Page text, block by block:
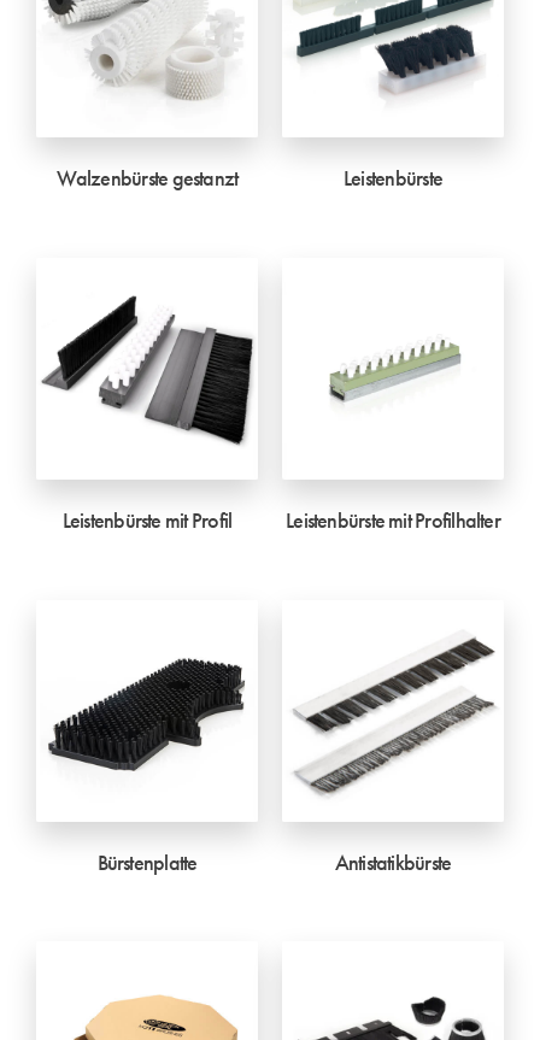
Walzenbürste gestanzt Leistenbürste
Leistenbürste mit Profil Leistenbürste mit Profilhalter
Bürstenplatte Antistatikbürste